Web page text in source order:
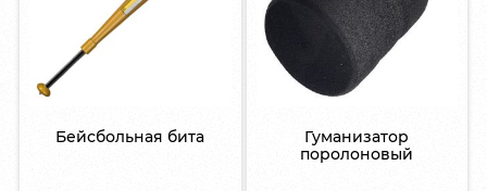
Бейсбольная бита
Гуманизатор
поролоновый